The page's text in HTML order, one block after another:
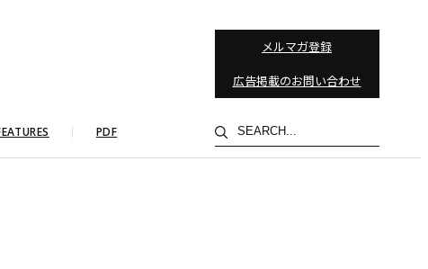
メルマガ登録
広告掲載のお問い合わせ
PDF
検
索